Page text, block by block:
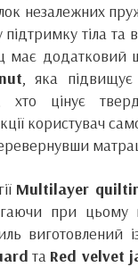
незалежних
тіла та
має додатковий
, яка підвищує
хто цінує
користувач
Multilayer
при цьому
виготовлений
та Red velvet